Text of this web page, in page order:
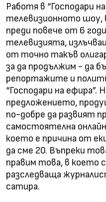
Работя в “Господари
телевизионното шоу,
преди повече от 6
телевизията,
от точно такъв
за да продължим - да
репортажите и
“Господари на ефира”.
предложението,
по-добре да развият
самостоятелна
което е причина от
да сме 20. Въпреки
правим това, в което
разследваща
сатира.